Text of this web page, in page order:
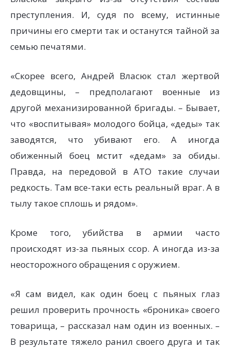
преступления. И, судя по всему, истинные
причины его смерти так и останутся тайной за
семью печатями.
«Скорее всего, Андрей Власюк стал жертвой
дедовщины, – предполагают военные из
другой механизированной бригады. – Бывает,
что «воспитывая» молодого бойца, «деды» так
заводятся, что убивают его. А иногда
обиженный боец мстит «дедам» за обиды.
Правда, на передовой в АТО такие случаи
редкость. Там все-таки есть реальный враг. А в
тылу такое сплошь и рядом».
Кроме того, убийства в армии часто
происходят из-за пьяных ссор. А иногда из-за
неосторожного обращения с оружием.
«Я сам видел, как один боец с пьяных глаз
решил проверить прочность «броника» своего
товарища, – рассказал нам один из военных. –
В результате тяжело ранил своего друга и так